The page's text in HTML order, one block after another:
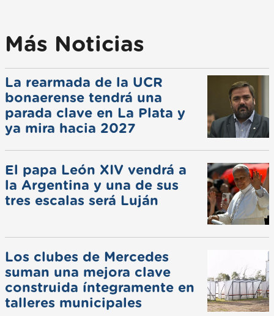
Más Noticias
La rearmada de la UCR
bonaerense tendrá una
parada clave en La Plata y
ya mira hacia 2027
El papa León XIV vendrá a
la Argentina y una de sus
tres escalas será Luján
Los clubes de Mercedes
suman una mejora clave
construida íntegramente en
talleres municipales